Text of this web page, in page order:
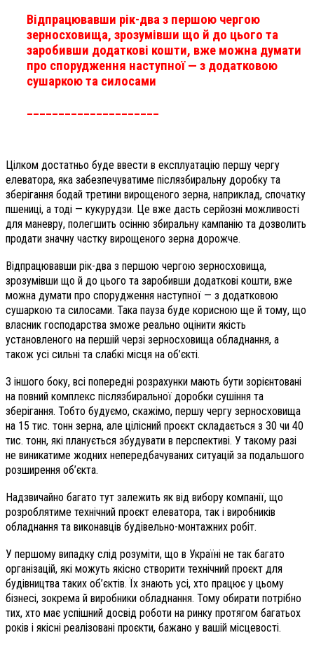
Відпрацювавши рік-два з першою чергою
зерносховища, зрозумівши що й до цього та
заробивши додаткові кошти, вже можна думати
про спорудження наступної — з додатковою
сушаркою та силосами
_____________________
Цілком достатньо буде ввести в експлуатацію першу чергу
елеватора, яка забезпечуватиме післязбиральну доробку та
зберігання бодай третини вирощеного зерна, наприклад, спочатку
пшениці, а тоді — кукурудзи. Це вже дасть серйозні можливості
для маневру, полегшить осінню збиральну кампанію та дозволить
продати значну частку вирощеного зерна дорожче.
Відпрацювавши рік-два з першою чергою зерносховища,
зрозумівши що й до цього та заробивши додаткові кошти, вже
можна думати про спорудження наступної — з додатковою
сушаркою та силосами. Така пауза буде корисною ще й тому, що
власник господарства зможе реально оцінити якість
установленого на першій черзі зерносховища обладнання, а
також усі сильні та слабкі місця на об’єкті.
З іншого боку, всі попередні розрахунки мають бути зорієнтовані
на повний комплекс післязбиральної доробки сушіння та
зберігання. Тобто будуємо, скажімо, першу чергу зерносховища
на 15 тис. тонн зерна, але цілісний проєкт складається з 30 чи 40
тис. тонн, які планується збудувати в перспективі. У такому разі
не виникатиме жодних непередбачуваних ситуацій за подальшого
розширення об’єкта.
Надзвичайно багато тут залежить як від вибору компанії, що
розроблятиме технічний проєкт елеватора, так і виробників
обладнання та виконавців будівельно-монтажних робіт.
У першому випадку слід розуміти, що в Україні не так багато
організацій, які можуть якісно створити технічний проєкт для
будівництва таких об’єктів. Їх знають усі, хто працює у цьому
бізнесі, зокрема й виробники обладнання. Тому обирати потрібно
тих, хто має успішний досвід роботи на ринку протягом багатьох
років і якісні реалізовані проєкти, бажано у вашій місцевості.